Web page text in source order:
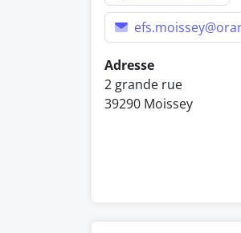
Adresse
2 grande rue
39290 Moissey